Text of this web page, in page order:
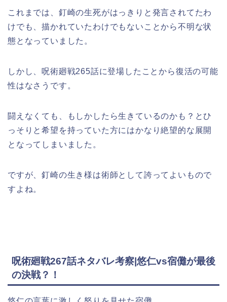
これまでは、釘崎の生死がはっきりと発言されてたわ
けでも、描かれていたわけでもないことから不明な状
態となっていました。
しかし、呪術廻戦265話に登場したことから復活の可能
性はなさうです。
闘えなくても、もしかしたら生きているのかも？とひ
っそりと希望を持っていた方にはかなり絶望的な展開
となってしまいました。
ですが、釘崎の生き様は術師として誇ってよいもので
すよね。
呪術廻戦267話ネタバレ考察|悠仁vs宿儺が最後
の決戦？！